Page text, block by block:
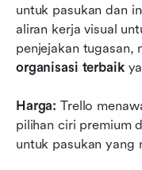
untuk pasukan dan
aliran kerja visual
penjejakan tugasan,
organisasi terbaik
Harga: Trello
pilihan ciri premium
untuk pasukan yang